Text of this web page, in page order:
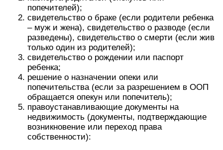
попечителей);
свидетельство о браке (если родители ребенка
– муж и жена), свидетельство о разводе (если
разведены), свидетельство о смерти (если жив
только один из родителей);
свидетельство о рождении или паспорт
ребенка;
решение о назначении опеки или
попечительства (если за разрешением в ООП
обращается опекун или попечитель);
правоустанавливающие документы на
недвижимость (документы, подтверждающие
возникновение или переход права
собственности):